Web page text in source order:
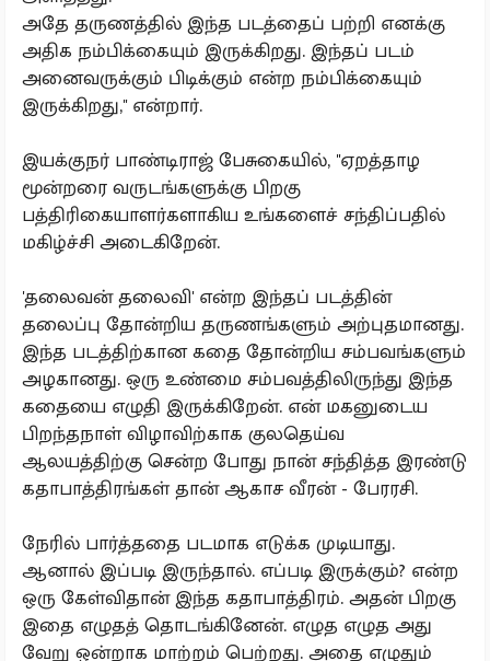
அதே தருணத்தில் இந்த படத்தைப் பற்றி எனக்கு
அதிக நம்பிக்கையும் இருக்கிறது. இந்தப் படம்
அனைவருக்கும் பிடிக்கும் என்ற நம்பிக்கையும்
இருக்கிறது,'' என்றார்.
இயக்குநர் பாண்டிராஜ் பேசுகையில், ''ஏறத்தாழ
மூன்றரை வருடங்களுக்கு பிறகு
பத்திரிகையாளர்களாகிய உங்களைச் சந்திப்பதில்
மகிழ்ச்சி அடைகிறேன்.
'தலைவன் தலைவி' என்ற இந்தப் படத்தின்
தலைப்பு தோன்றிய தருணங்களும் அற்புதமானது.
இந்த படத்திற்கான கதை தோன்றிய சம்பவங்களும்
அழகானது. ஒரு உண்மை சம்பவத்திலிருந்து இந்த
கதையை எழுதி இருக்கிறேன். என் மகனுடைய
பிறந்தநாள் விழாவிற்காக குலதெய்வ
ஆலயத்திற்கு சென்ற போது நான் சந்தித்த இரண்டு
கதாபாத்திரங்கள் தான் ஆகாச வீரன் - பேரரசி.
நேரில் பார்த்ததை படமாக எடுக்க முடியாது.
ஆனால் இப்படி இருந்தால். எப்படி இருக்கும்? என்ற
ஒரு கேள்விதான் இந்த கதாபாத்திரம். அதன் பிறகு
இதை எழுதத் தொடங்கினேன். எழுத எழுத அது
வேறு ஒன்றாக மாற்றம் பெற்றது. அதை எழுதும்